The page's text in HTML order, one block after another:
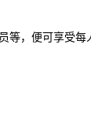
，便可享受每